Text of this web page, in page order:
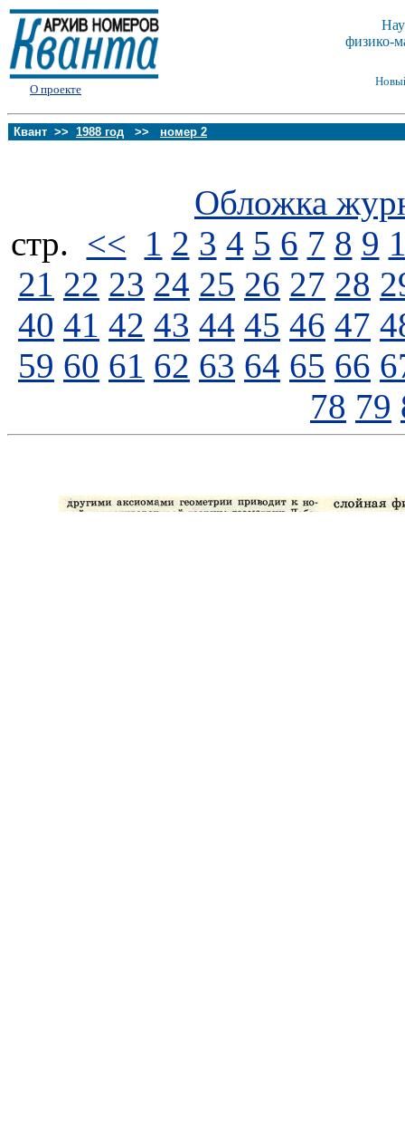
О проекте
физико-
Квант >> 1988 год >> номер 2
Обложка
стp. << 1 2 3 4 5 6 7 8 9
21 22 23 24 25 26 27 28
40 41 42 43 44 45 46 47
59 60 61 62 63 64 65 66
78 79